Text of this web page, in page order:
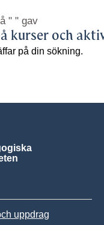
" " gav
kurser och
på din sökning.
uppdrag